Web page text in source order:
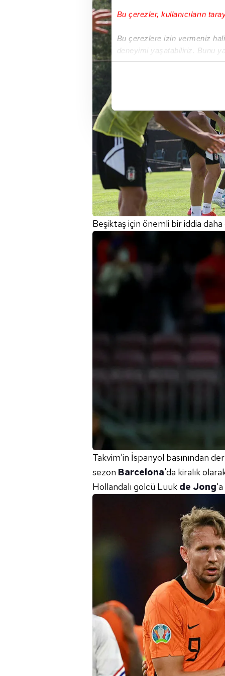
Bu çerezler, kullanıcıların
Bu çerezlere izin vermeniz
deneyimi yaşatabiliriz. Bunu
içerikleri sunabilmek adına
Her halükârda, kullanıcılar,
Sizlere daha iyi bir hizmet
çerezler vasıtasıyla çeşitli
amacıyla kullanılmaktadır.
reklam/pazarlama
Çerezlere ilişkin tercihlerinizi
butonuna tıklayabilir,
Çerez
6698 sayılı Kişisel Verilerin
mevzuata uygun olarak
Beşiktaş için önemli bir iddia daha
Takvim'in İspanyol basınından
sezon Barcelona'da kiralık
Hollandalı golcü Luuk de Jong